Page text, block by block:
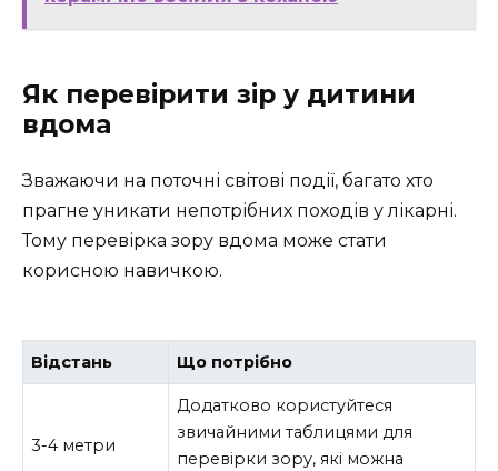
Як перевірити зір у дитини
вдома
Зважаючи на поточні світові події, багато хто
прагне уникати непотрібних походів у лікарні.
Тому перевірка зору вдома може стати
корисною навичкою.
Відстань Що потрібно
3-4 метри
Додатково користуйтеся
звичайними таблицями для
перевірки зору, які можна